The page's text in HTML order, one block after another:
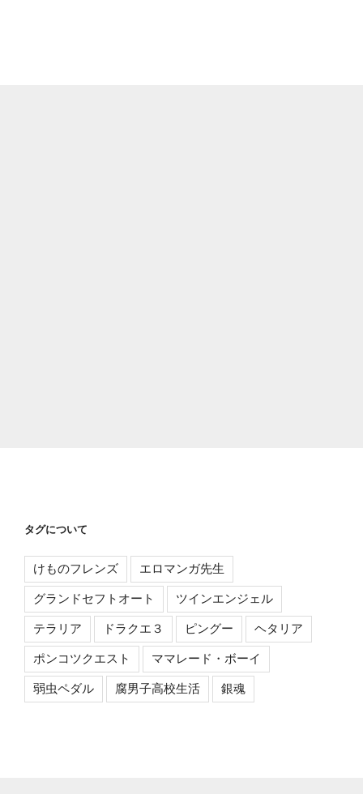
タグについて
けものフレンズ エロマンガ先生
グランドセフトオート ツインエンジェル
テラリア ドラクエ３ ピングー ヘタリア
ポンコツクエスト ママレード・ボーイ
弱虫ペダル 腐男子高校生活 銀魂